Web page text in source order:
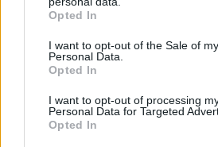
grant or deny consent to Google and
use your data for below specified
consent section.
Opted In
I want to opt-out of the Sale of my
Personal Data.
Opted In
I want to opt-out of processing
Personal Data for Targeted
Opted In
το απρόσμενο «δώρο» στους
πριν 17 λεπτά
παρατηρήσετε στην επιδερμίδα
πριν 17 λεπτά
πριν 17 λεπτά